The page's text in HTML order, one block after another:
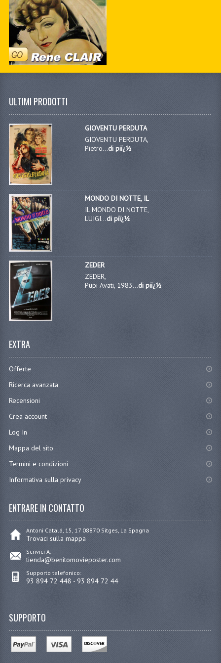
ULTIMI PRODOTTI
GIOVENTU PERDUTA
GIOVENTU PERDUTA,
Pietro...di piï¿½
MONDO DI NOTTE, IL
IL MONDO DI NOTTE,
LUIGI...di piï¿½
ZEDER
ZEDER,
Pupi Avati, 1983...di piï¿½
EXTRA
Offerte
Ricerca avanzata
Recensioni
Crea account
Log In
Mappa del sito
Termini e condizioni
Informativa sulla privacy
ENTRARE IN CONTATTO
Antoni Catalá, 15, 17 08870 Sitges, La Spagna
Trovaci sulla mappa
Scrivici A:
tienda@benitomovieposter.com
Supporto telefonico:
93 894 72 448 - 93 894 72 44
SUPPORTO